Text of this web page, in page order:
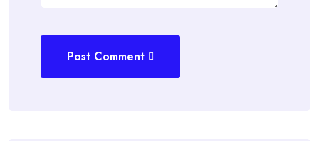
Post Comment